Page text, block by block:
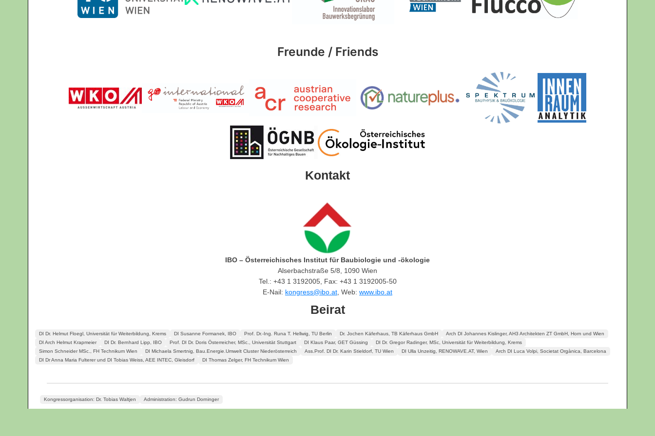
Freunde / Friends
Kontakt
IBO – Österreichisches Institut für Baubiologie und -ökologie
Alserbachstraße 5/8, 1090 Wien
Tel.: +43 1 3192005, Fax: +43 1 3192005-50
E-Nail: kongress@ibo.at, Web: www.ibo.at
Beirat
DI Dr. Helmut Floegl, Universität für Weiterbildung, Krems DI Susanne Formanek, IBO Prof. Dr.-Ing. Runa T. Hellwig, TU Berlin Dr. Jochen Käferhaus, TB Käferhaus GmbH
Arch DI Johannes Kislinger, AH3 Architekten ZT GmbH, Horn und Wien
DI Arch Helmut Krapmeier
DI Dr. Bernhard Lipp, IBO Prof. DI Dr. Doris Österreicher, MSc., Universität Stuttgart DI Klaus Paar, GET Güssing
DI Dr. Gregor Radinger, MSc, Universität für Weiterbildung, Krems
Simon Schneider MSc., FH Technikum Wien
DI Michaela Smertnig, Bau.Energie.Umwelt Cluster Niederösterreich Ass.Prof. DI Dr. Karin Stieldorf, TU Wien DI Ulla Unzeitig, RENOWAVE.AT, Wien
Arch DI Luca Volpi, Societat Orgànica, Barcelona
DI Dr Anna Maria Fulterer und DI Tobias Weiss, AEE INTEC, Gleisdorf
DI Thomas Zelger, FH Technikum Wien
Kongressorganisation: Dr. Tobias Waltjen Administration: Gudrun Dorninger